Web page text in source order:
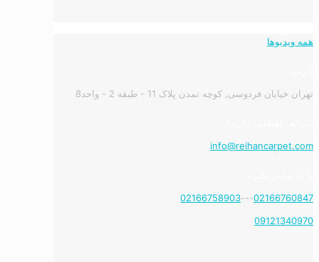
همه ویدیوها
تهران خیابان فردوسی, کوچه تمدن پلاک 11 - طبقه 2 - واحد8
info@reihancarpet.com
02166760847
---
02166758903
09121340970